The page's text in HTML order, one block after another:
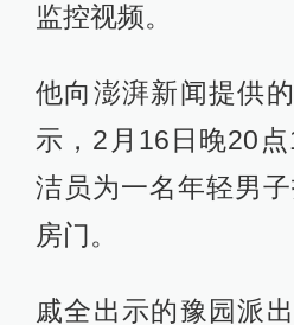
监控视频。
他向澎湃新闻提供
示，2月16日晚20
洁员为一名年轻男
房门。
戚全出示的豫园派